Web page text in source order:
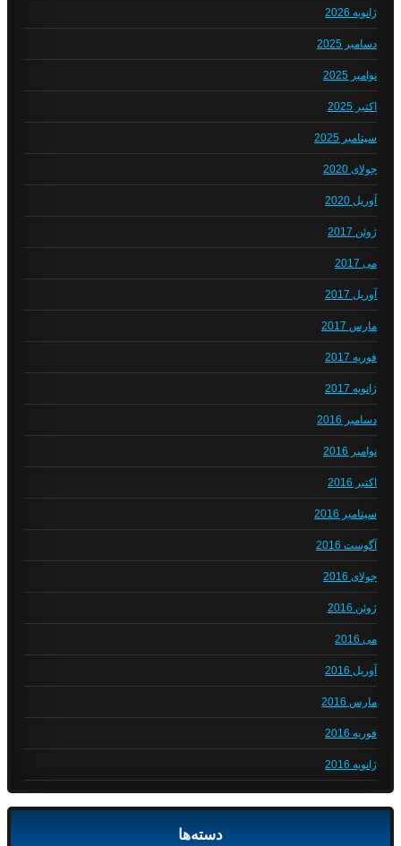
ژانویه 2026
دسامبر 2025
نوامبر 2025
اکتبر 2025
سپتامبر 2025
جولای 2020
آوریل 2020
ژوئن 2017
می 2017
آوریل 2017
مارس 2017
فوریه 2017
ژانویه 2017
دسامبر 2016
نوامبر 2016
اکتبر 2016
سپتامبر 2016
آگوست 2016
جولای 2016
ژوئن 2016
می 2016
آوریل 2016
مارس 2016
فوریه 2016
ژانویه 2016
دسته‌ها